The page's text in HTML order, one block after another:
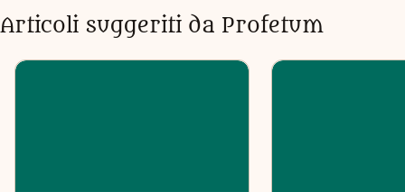
Articoli suggeriti da Profetum